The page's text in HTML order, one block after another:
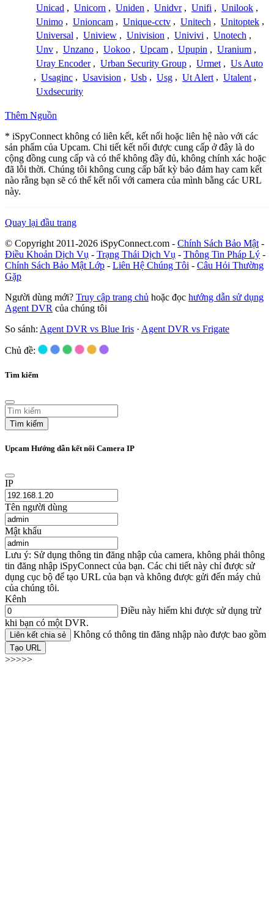
Unicad , Unicorn , Uniden , Unidvr , Unifi , Unilook ,
Unimo , Unioncam , Unique-cctv , Unitech , Unitoptek ,
Universal , Uniview , Univision , Univivi , Unotech ,
Unv , Unzano , Uokoo , Upcam , Upupin , Uranium ,
Uray Encoder , Urban Security Group , Urmet , Us Auto
, Usaginc , Usavision , Usb , Usg , Ut Alert , Utalent ,
Uxdsecurity
Thêm Nguồn
* iSpyConnect không có liên kết, kết nối hoặc liên hệ nào với các
sản phẩm của Upcam. Chi tiết kết nối được cung cấp ở đây là do
cộng đồng cung cấp và có thể không đầy đủ, không chính xác hoặc
đã lỗi thời. Chúng tôi không cung cấp bất kỳ bảo đảm hay cam kết
nào rằng bạn sẽ có thể kết nối với camera của mình bằng các URL
này.
Quay lại đầu trang
© Copyright 2011-2026 iSpyConnect.com - Chính Sách Bảo Mật -
Điều Khoản Dịch Vụ - Trạng Thái Dịch Vụ - Thông Tin Pháp Lý -
Chính Sách Bảo Mật Lớp - Liên Hệ Chúng Tôi - Câu Hỏi Thường
Gặp
Người dùng mới? Truy cập trang chủ hoặc đọc hướng dẫn sử dụng
Agent DVR của chúng tôi
So sánh: Agent DVR vs Blue Iris · Agent DVR vs Frigate
Chủ đề:
Tìm kiếm
Tìm kiếm
Upcam Hướng dẫn kết nối Camera IP
IP
Tên người dùng
Mật khẩu
Lưu ý: Sử dụng thông tin đăng nhập của camera, không phải thông
tin đăng nhập iSpyConnect của bạn. Các chi tiết này chỉ được sử
dụng cục bộ để tạo URL của bạn và không được gửi đến máy chủ
của chúng tôi.
Kênh
Điều này hiếm khi được sử dụng trừ
khi bạn có một DVR.
Liên kết chia sẻ Không có thông tin đăng nhập nào được bao gồm
Tạo URL
>>>>>